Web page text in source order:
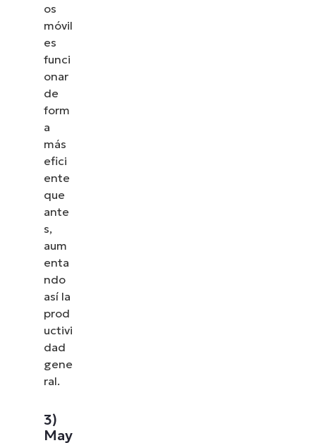
os
móvil
es
funci
onar
de
form
a
más
efici
ente
que
ante
s,
aum
enta
ndo
así la
prod
uctivi
dad
gene
ral.
3)
May